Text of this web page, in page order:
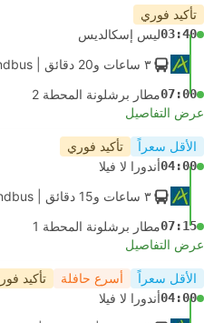
تأكيد فوري
03:40ليس إسكالديس
٣ ساعات و‫20 دقائق
07:00مطار برشلونة المحطة 2
عرض التفاصيل
الأقل سعراً تأكيد فوري
04:00أندورا لا فيلا
٣ ساعات و‫15 دقائق
07:15مطار برشلونة المحطة 1
عرض التفاصيل
الأقل سعراً أسرع حافلة تأكيد
04:00أندورا لا فيلا